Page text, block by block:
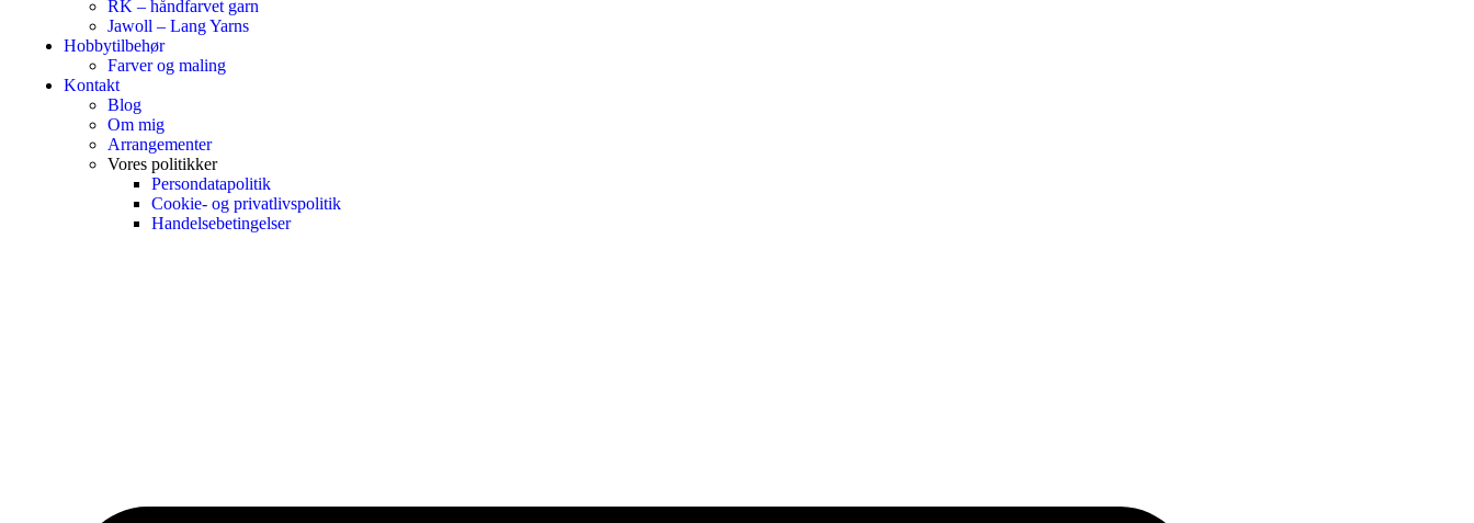
RK – håndfarvet garn
Jawoll – Lang Yarns
Hobbytilbehør
Farver og maling
Kontakt
Blog
Om mig
Arrangementer
Vores politikker
Persondatapolitik
Cookie- og privatlivspolitik
Handelsebetingelser